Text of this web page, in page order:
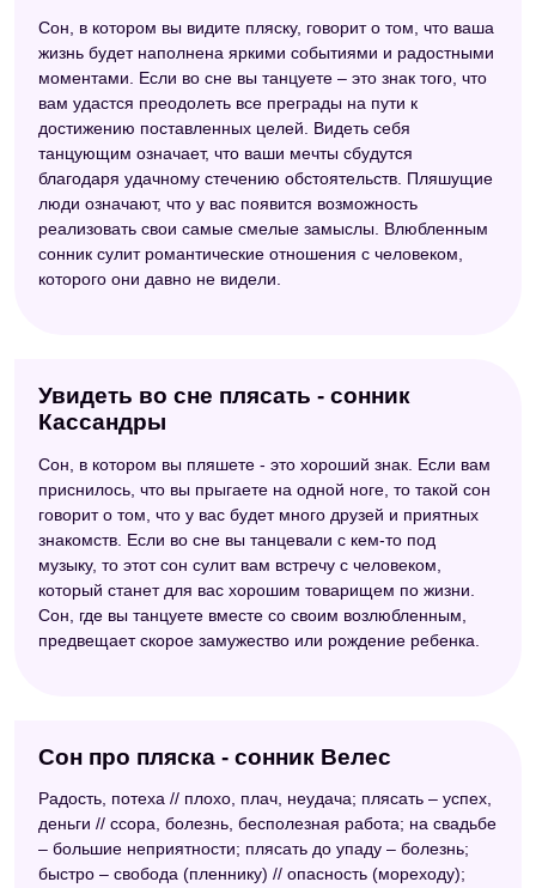
Сон, в котором вы видите пляску, говорит о том, что ваша
жизнь будет наполнена яркими событиями и радостными
моментами. Если во сне вы танцуете – это знак того, что
вам удастся преодолеть все преграды на пути к
достижению поставленных целей. Видеть себя
танцующим означает, что ваши мечты сбудутся
благодаря удачному стечению обстоятельств. Пляшущие
люди означают, что у вас появится возможность
реализовать свои самые смелые замыслы. Влюбленным
сонник сулит романтические отношения с человеком,
которого они давно не видели.
Увидеть во сне плясать - сонник
Кассандры
Сон, в котором вы пляшете - это хороший знак. Если вам
приснилось, что вы прыгаете на одной ноге, то такой сон
говорит о том, что у вас будет много друзей и приятных
знакомств. Если во сне вы танцевали с кем-то под
музыку, то этот сон сулит вам встречу с человеком,
который станет для вас хорошим товарищем по жизни.
Сон, где вы танцуете вместе со своим возлюбленным,
предвещает скорое замужество или рождение ребенка.
Сон про пляска - сонник Велес
Радость, потеха // плохо, плач, неудача; плясать – успех,
деньги // ссора, болезнь, бесполезная работа; на свадьбе
– большие неприятности; плясать до упаду – болезнь;
быстро – свобода (пленнику) // опасность (мореходу);